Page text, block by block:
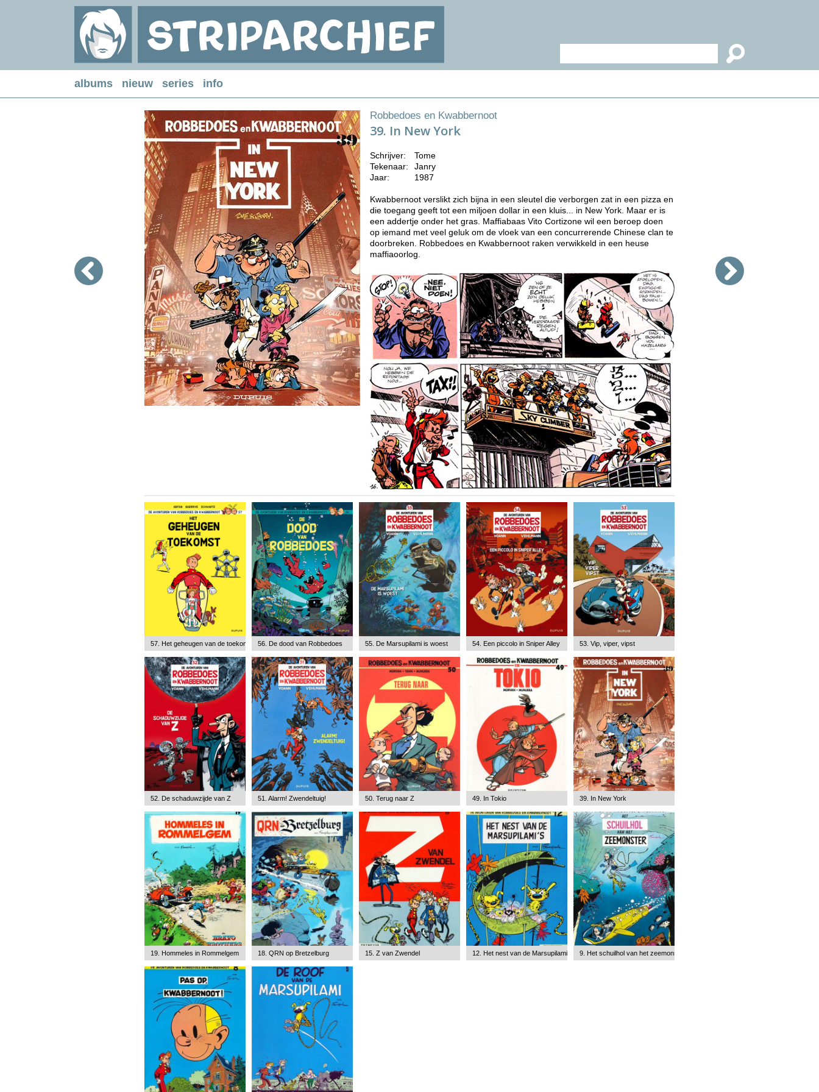
albums nieuw series info
Robbedoes en Kwabbernoot
39. In New York
Schrijver:
Tome
Tekenaar:
Janry
Jaar:
1987
Kwabbernoot verslikt zich bijna in een sleutel die verborgen zat in een pizza en
die toegang geeft tot een miljoen dollar in een kluis... in New York. Maar er is
een addertje onder het gras. Maffiabaas Vito Cortizone wil een beroep doen
op iemand met veel geluk om de vloek van een concurrerende Chinese clan te
doorbreken. Robbedoes en Kwabbernoot raken verwikkeld in een heuse
maffiaoorlog.
57. Het geheugen van de toekomst 56. De dood van Robbedoes 55. De Marsupilami is woest 54. Een piccolo in Sniper Alley 53. Vip, viper, vipst
52. De schaduwzijde van Z 51. Alarm! Zwendeltuig! 50. Terug naar Z 49. In Tokio 39. In New York
19. Hommeles in Rommelgem 18. QRN op Bretzelburg 15. Z van Zwendel 12. Het nest van de Marsupilami's 9. Het schuilhol van het zeemonster